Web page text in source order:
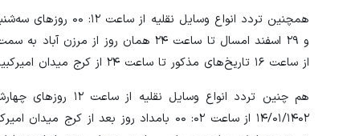
و ۲۹ اسفند امسال تا ساعت ۲۴ همان
از ساعت ۱۶ تاریخ‌های مذکور تا ساعت ۲۴ از کرج میدان امیرکبیر و آزادراه تهران - شمال به سمت مرزن آباد به صورت یکطرفه خواهد بود.
۱۴/۰۱/۱۴۰۲ از ساعت ۰۲: ۰۰ بامداد روز